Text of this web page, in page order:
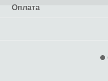
Оплата